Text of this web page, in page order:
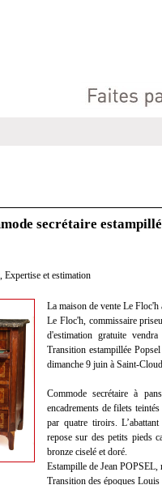
secrétaire
, Expertise et estimation
La maison de vente Le
Le Floc'h, commissaire
d'estimation gratuite
Transition estampillée
dimanche 9 juin à Saint-
Commode secrétaire à
encadrements de filets
par quatre tiroirs.
repose sur des petits pieds
bronze ciselé et doré.
Estampille de Jean
Transition des époques